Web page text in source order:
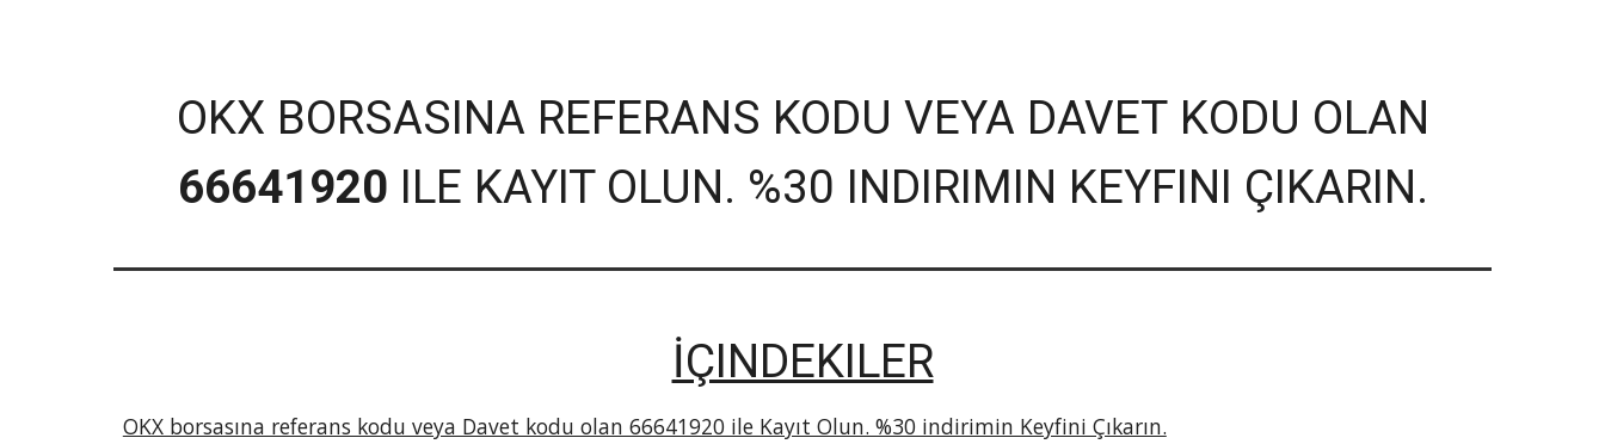
OKX BORSASINA REFERANS KODU VEYA DAVETKODU OLAN
66641920 ILE KAYIT OLUN. %30 INDIRIMIN KEYFINI ÇIKARIN.
İÇINDEKILER
OKX borsasına referans kodu veya Davet kodu olan 66641920 ile Kayıt Olun. %30 indirimin Keyfini Çıkarın.